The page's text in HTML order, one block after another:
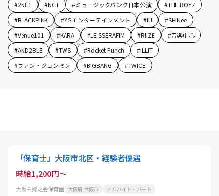
#2NE1 #NCT #ミュージックバンク日本公演 #THE BOYZ
#BLACKPINK #YGエンターテインメント #IU #SHINee
#Venue101 #KARA #LE SSERAFIM #RIIZE #音楽中心
#AND2BLE #TWS #Rocket Punch #ILLIT
#ファン・ジョンミン #BIGBANG #TWICE
「保育士」大阪市北区・経験者優遇
時給1,200円～
大阪主婦之会保育園 大阪府 大阪市 アルバイト・パート